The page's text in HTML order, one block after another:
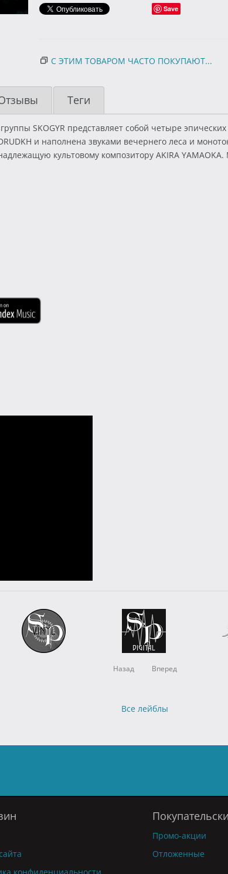
Save
С ЭТИМ ТОВАРОМ ЧАСТО ПОКУПАЮТ...
Теги
SKOGYR представляет собой четыре
и наполнена звуками вечернего леса и
культовому композитору AKIRA
Назад Вперед
Все лейблы
Промо-акции
Отложенные